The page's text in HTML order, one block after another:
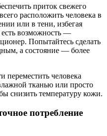
приток свежего
расположить человека в
или в тени, избегая
есть возможность —
Попытайтесь сделать
а состояние — более
переместить человека
тканью или просто
снизить температуру кожи.
потребление